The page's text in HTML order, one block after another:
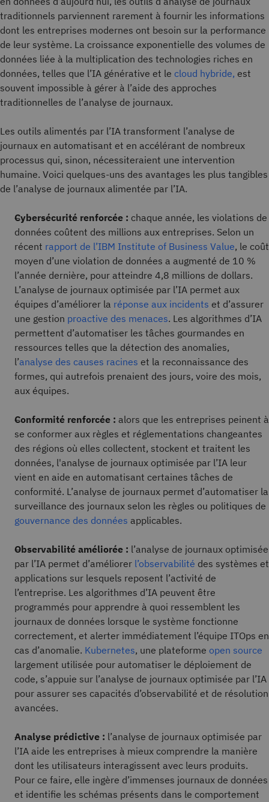
traditionnels parviennent rarement à fournir les informations
dont les entreprises modernes ont besoin sur la performance
de leur système. La croissance exponentielle des volumes de
données liée à la multiplication des technologies riches en
données, telles que l’IA générative et le cloud hybride, est
souvent impossible à gérer à l’aide des approches
traditionnelles de l’analyse de journaux.
Les outils alimentés par l’IA transforment l’analyse de
journaux en automatisant et en accélérant de nombreux
processus qui, sinon, nécessiteraient une intervention
humaine. Voici quelques-uns des avantages les plus tangibles
de l’analyse de journaux alimentée par l’IA.
Cybersécurité renforcée : chaque année, les violations de
données coûtent des millions aux entreprises. Selon un
récent rapport de l’IBM Institute of Business Value, le coût
moyen d’une violation de données a augmenté de 10 %
l’année dernière, pour atteindre 4,8 millions de dollars.
L’analyse de journaux optimisée par l’IA permet aux
équipes d’améliorer la réponse aux incidents et d’assurer
une gestion proactive des menaces. Les algorithmes d’IA
permettent d’automatiser les tâches gourmandes en
ressources telles que la détection des anomalies,
l’analyse des causes racines et la reconnaissance des
formes, qui autrefois prenaient des jours, voire des mois,
aux équipes.
Conformité renforcée : alors que les entreprises peinent à
se conformer aux règles et réglementations changeantes
des régions où elles collectent, stockent et traitent les
données, l'analyse de journaux optimisée par l’IA leur
vient en aide en automatisant certaines tâches de
conformité. L’analyse de journaux permet d’automatiser la
surveillance des journaux selon les règles ou politiques de
gouvernance des données applicables.
Observabilité améliorée : l’analyse de journaux optimisée
par l’IA permet d’améliorer l’observabilité des systèmes et
applications sur lesquels reposent l’activité de
l’entreprise. Les algorithmes d’IA peuvent être
programmés pour apprendre à quoi ressemblent les
journaux de données lorsque le système fonctionne
correctement, et alerter immédiatement l’équipe ITOps en
cas d’anomalie. Kubernetes, une plateforme open source
largement utilisée pour automatiser le déploiement de
code, s’appuie sur l’analyse de journaux optimisée par l’IA
pour assurer ses capacités d’observabilité et de résolution
avancées.
Analyse prédictive : l’analyse de journaux optimisée par
l’IA aide les entreprises à mieux comprendre la manière
dont les utilisateurs interagissent avec leurs produits.
Pour ce faire, elle ingère d’immenses journaux de données
et identifie les schémas présents dans le comportement